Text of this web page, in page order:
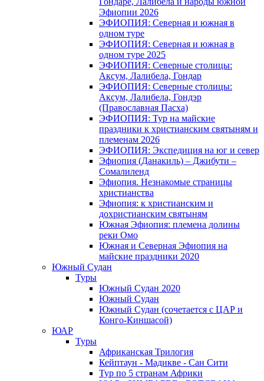
Эфиопии 2026
ЭФИОПИЯ: Северная и южная в
одном туре
ЭФИОПИЯ: Северная и южная в
одном туре 2025
ЭФИОПИЯ: Северные столицы:
Аксум, Лалибела, Гондар
ЭФИОПИЯ: Северные столицы:
Аксум, Лалибела, Гондэр
(Православная Пасха)
ЭФИОПИЯ: Тур на майские
праздники к христианским святыням и
племенам 2026
ЭФИОПИЯ: Экспедиция на юг и север
Эфиопия (Данакиль) – Джибути –
Cомалиленд
Эфиопия. Незнакомые страницы
христианства
Эфиопия: к христианским и
дохристианским святыням
Южная Эфиопия: племена долины
реки Омо
Южная и Северная Эфиопия на
майские праздники 2020
Южный Судан
Туры
Южный Cудан 2020
Южный Cудан
Южный Судан (сочетается с ЦАР и
Конго-Киншасой)
ЮАР
Туры
Африканская Трилогия
Кейптаун - Мадикве - Сан Сити
Тур по 5 странам Африки